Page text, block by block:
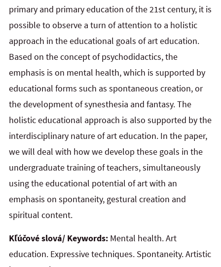
primary and primary education of the 21st century, it is
possible to observe a turn of attention to a holistic
approach in the educational goals of art education.
Based on the concept of psychodidactics, the
emphasis is on mental health, which is supported by
educational forms such as spontaneous creation, or
the development of synesthesia and fantasy. The
holistic educational approach is also supported by the
interdisciplinary nature of art education. In the paper,
we will deal with how we develop these goals in the
undergraduate training of teachers, simultaneously
using the educational potential of art with an
emphasis on spontaneity, gestural creation and
spiritual content.
Kľúčové slová/ Keywords: Mental health. Art
education. Expressive techniques. Spontaneity. Artistic